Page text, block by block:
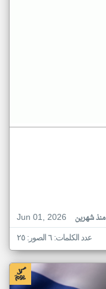
Jun 01, 2026
منذ شهرين
عدد الكلمات: ٦ الصور: ٢٥